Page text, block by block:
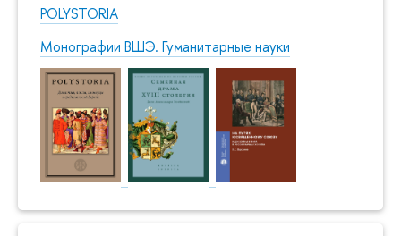
POLYSTORIA
Монографии ВШЭ. Гуманитарные науки